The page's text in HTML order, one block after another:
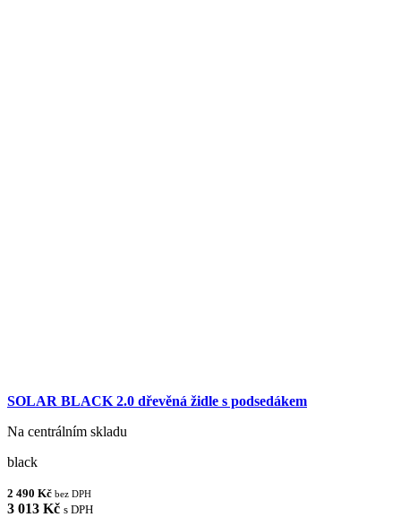
SOLAR BLACK 2.0 dřevěná židle s podsedákem
Na centrálním skladu
black
2 490 Kč bez DPH
3 013 Kč s DPH